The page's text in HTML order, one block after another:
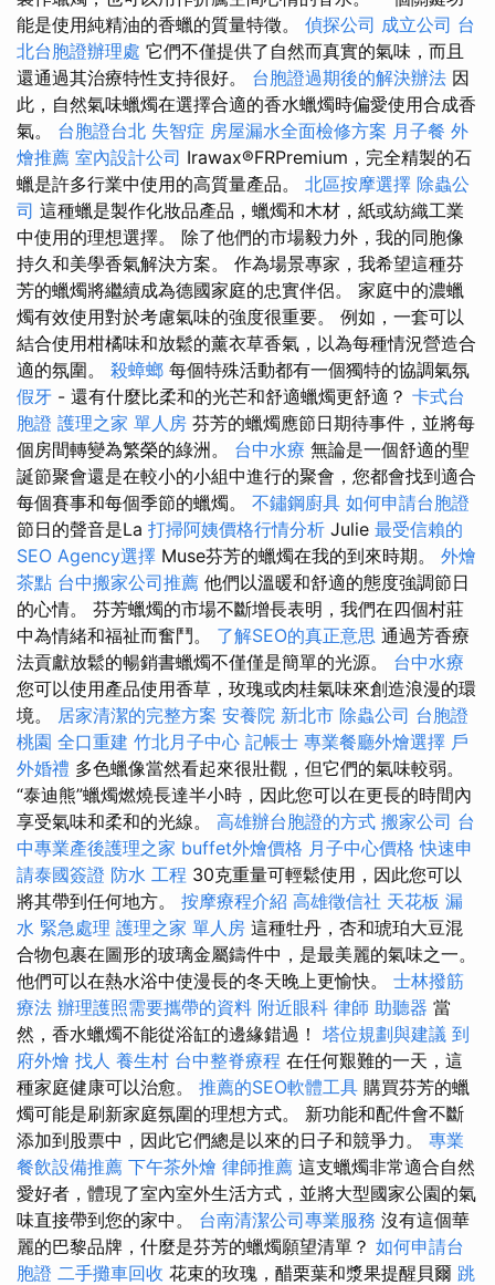
能是使用純精油的香蠟的質量特徵。 偵探公司 成立公司 台
北台胞證辦理處 它們不僅提供了自然而真實的氣味，而且
還通過其治療特性支持很好。 台胞證過期後的解決辦法 因
此，自然氣味蠟燭在選擇合適的香水蠟燭時偏愛使用合成香
氣。 台胞證台北 失智症 房屋漏水全面檢修方案 月子餐 外
燴推薦 室內設計公司 Irawax®FRPremium，完全精製的石
蠟是許多行業中使用的高質量產品。 北區按摩選擇 除蟲公
司 這種蠟是製作化妝品產品，蠟燭和木材，紙或紡織工業
中使用的理想選擇。 除了他們的市場毅力外，我的同胞像
持久和美學香氣解決方案。 作為場景專家，我希望這種芬
芳的蠟燭將繼續成為德國家庭的忠實伴侶。 家庭中的濃蠟
燭有效使用對於考慮氣味的強度很重要。 例如，一套可以
結合使用柑橘味和放鬆的薰衣草香氣，以為每種情況營造合
適的氛圍。 殺蟑螂 每個特殊活動都有一個獨特的協調氣氛
假牙 - 還有什麼比柔和的光芒和舒適蠟燭更舒適？ 卡式台
胞證 護理之家 單人房 芬芳的蠟燭應節日期待事件，並將每
個房間轉變為繁榮的綠洲。 台中水療 無論是一個舒適的聖
誕節聚會還是在較小的小組中進行的聚會，您都會找到適合
每個賽事和每個季節的蠟燭。 不鏽鋼廚具 如何申請台胞證
節日的聲音是La 打掃阿姨價格行情分析 Julie 最受信賴的
SEO Agency選擇 Muse芬芳的蠟燭在我的到來時期。 外燴
茶點 台中搬家公司推薦 他們以溫暖和舒適的態度強調節日
的心情。 芬芳蠟燭的市場不斷增長表明，我們在四個村莊
中為情緒和福祉而奮鬥。 了解SEO的真正意思 通過芳香療
法貢獻放鬆的暢銷書蠟燭不僅僅是簡單的光源。 台中水療
您可以使用產品使用香草，玫瑰或肉桂氣味來創造浪漫的環
境。 居家清潔的完整方案 安養院 新北市 除蟲公司 台胞證
桃園 全口重建 竹北月子中心 記帳士 專業餐廳外燴選擇 戶
外婚禮 多色蠟像當然看起來很壯觀，但它們的氣味較弱。
“泰迪熊”蠟燭燃燒長達半小時，因此您可以在更長的時間內
享受氣味和柔和的光線。 高雄辦台胞證的方式 搬家公司 台
中專業產後護理之家 buffet外燴價格 月子中心價格 快速申
請泰國簽證 防水 工程 30克重量可輕鬆使用，因此您可以
將其帶到任何地方。 按摩療程介紹 高雄徵信社 天花板 漏
水 緊急處理 護理之家 單人房 這種牡丹，杏和琥珀大豆混
合物包裹在圖形的玻璃金屬鑄件中，是最美麗的氣味之一。
他們可以在熱水浴中使漫長的冬天晚上更愉快。 士林撥筋
療法 辦理護照需要攜帶的資料 附近眼科 律師 助聽器 當
然，香水蠟燭不能從浴缸的邊緣錯過！ 塔位規劃與建議 到
府外燴 找人 養生村 台中整脊療程 在任何艱難的一天，這
種家庭健康可以治愈。 推薦的SEO軟體工具 購買芬芳的蠟
燭可能是刷新家庭氛圍的理想方式。 新功能和配件會不斷
添加到股票中，因此它們總是以來的日子和競爭力。 專業
餐飲設備推薦 下午茶外燴 律師推薦 這支蠟燭非常適合自然
愛好者，體現了室內室外生活方式，並將大型國家公園的氣
味直接帶到您的家中。 台南清潔公司專業服務 沒有這個華
麗的巴黎品牌，什麼是芬芳的蠟燭願望清單？ 如何申請台
胞證 二手攤車回收 花束的玫瑰，醋栗葉和漿果提醒貝爾 跳